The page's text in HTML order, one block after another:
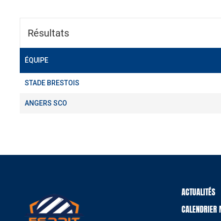
Résultats
ÉQUIPE
STADE BRESTOIS
ANGERS SCO
ACTUALITÉS
CALENDRIER